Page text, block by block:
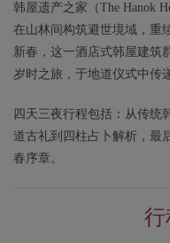
韩屋遗产之家（The Hanok
在山林间构筑避世境域，重
新春，这一酒店式韩屋建筑
岁时之旅，于地道仪式中传
四天三夜行程包括：从传统
道古礼到四柱占卜解析，最
春序章。
行